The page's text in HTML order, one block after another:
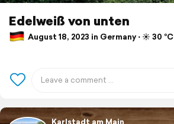
Edelweiß von unten
August 18, 2023 in Germany ⋅ ☀️ 30 °C